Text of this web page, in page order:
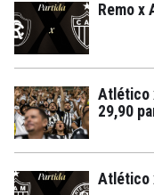
Remo x
Atlético
29,90
Atlético